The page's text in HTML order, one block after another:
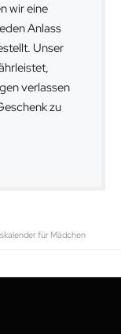
wir eine
Anlass
Unser
verlassen
zu
für Mädchen